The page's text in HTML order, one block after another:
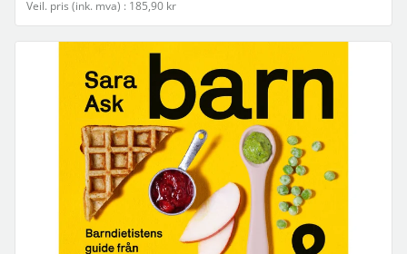
Veil. pris (ink. mva) : 185,90 kr